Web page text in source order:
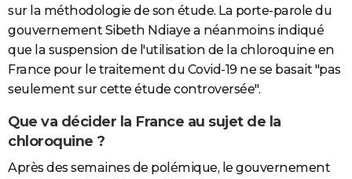
sur la méthodologie de son étude. La porte-parole du
gouvernement Sibeth Ndiaye a néanmoins indiqué
que la suspension de l'utilisation de la chloroquine en
France pour le traitement du Covid-19 ne se basait "pas
seulement sur cette étude controversée".
Que va décider la France au sujet de la
chloroquine ?
Après des semaines de polémique, le gouvernement